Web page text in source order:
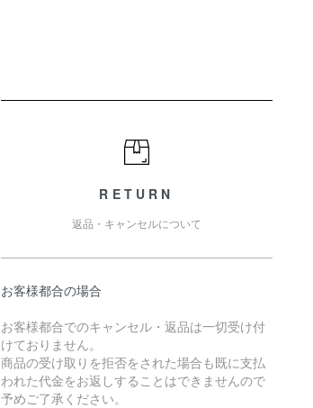
RETURN
返品・キャンセルについて
お客様都合の場合
お客様都合でのキャンセル・返品は一切受け付
けておりません。
商品の受け取りを拒否をされた場合も既に支払
われた代金をお返しすることはできませんので
予めご了承ください。